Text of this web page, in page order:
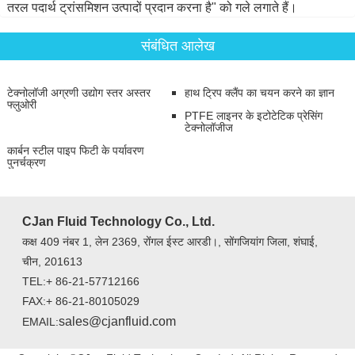
तरल पदार्थ ट्रांसमिशन उत्पादों प्रदान करना है" को गले लगाते हैं।
संबंधित आलेख
टेक्नोलॉजी अग्रणी उद्योग स्तर अस्तर
फ्लुओरी
हाथ ट्रिप क्लैंप का चयन करने का ज्ञान
PTFE लाइनर के इटोटेटिक प्रेसिंग
टेक्नोलॉजीज
कार्बन स्टील पाइप फिटी के पर्यावरण
पुनर्चक्रण
CJan Fluid Technology Co., Ltd.
कक्ष 409 नंबर 1, लेन 2369, रोंंगल ईस्ट आरडी।, सोंगजियांग जिला, शंघाई,
चीन, 201613
TEL:+ 86-21-57712166
FAX:+ 86-21-80105029
EMAIL:sales@cjanfluid.com